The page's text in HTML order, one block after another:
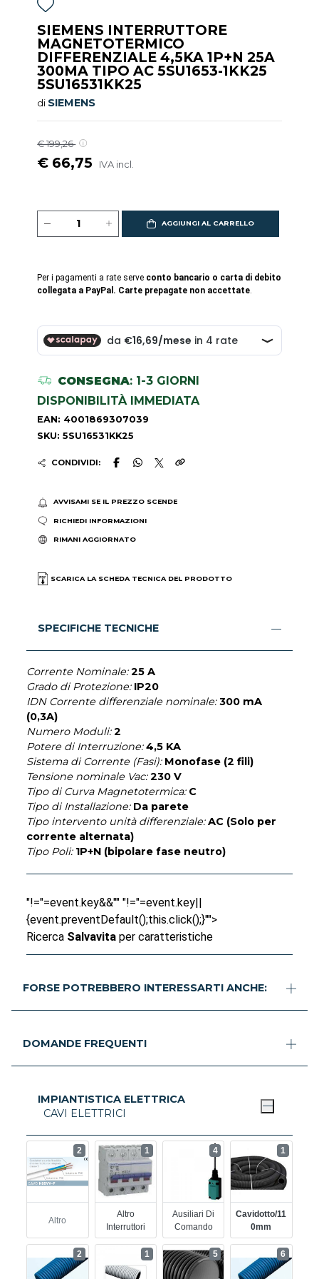
SIEMENS INTERRUTTORE
MAGNETOTERMICO
DIFFERENZIALE 4,5KA 1P+N 25A
300MA TIPO AC 5SU1653-1KK25
5SU16531KK25
di SIEMENS
€ 199,26
€ 66,75 IVA incl.
AGGIUNGI AL CARRELLO
Per i pagamenti a rate serve conto bancario o carta di debito
collegata a PayPal. Carte prepagate non accettate.
CONSEGNA: 1-3 GIORNI
DISPONIBILITÀ IMMEDIATA
EAN: 4001869307039
SKU: 5SU16531KK25
CONDIVIDI:
AVVISAMI SE IL PREZZO SCENDE
RICHIEDI INFORMAZIONI
RIMANI AGGIORNATO
SCARICA LA SCHEDA TECNICA DEL PRODOTTO
SPECIFICHE TECNICHE
Corrente Nominale: 25 A
Grado di Protezione: IP20
IDN Corrente differenziale nominale: 300 mA
(0,3A)
Numero Moduli: 2
Potere di Interruzione: 4,5 KA
Sistema di Corrente (Fasi): Monofase (2 fili)
Tensione nominale Vac: 230 V
Tipo di Curva Magnetotermica: C
Tipo di Installazione: Da parete
Tipo intervento unità differenziale: AC (Solo per
corrente alternata)
Tipo Poli: 1P+N (bipolare fase neutro)
"!="=event.key&&"" "!="=event.key||
{event.preventDefault();this.click();}"">
Ricerca Salvavitaper caratteristiche
FORSE POTREBBERO INTERESSARTI ANCHE:
DOMANDE FREQUENTI
IMPIANTISTICA ELETTRICA
CAVI ELETTRICI
Altro
2
Altro
Interruttori
1
Ausiliari Di
Comando
4
Cavidotto/11
0mm
1
2 1 5 6